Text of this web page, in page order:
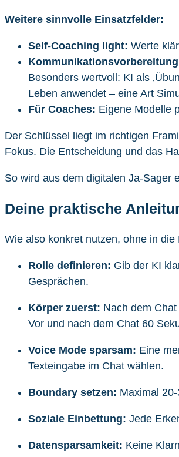
Weitere sinnvolle Einsatzfelder:
Self-Coaching light: Werte
Besonders wertvoll: KI als
Leben anwendet – eine Art
Für Coaches: Eigene Modelle
Der Schlüssel liegt im richtigen
Fokus. Die Entscheidung und das
So wird aus dem digitalen Ja-Sager
Deine praktische
Wie also konkret nutzen, ohne in
Rolle definieren: Gib der KI
Gesprächen.
Körper zuerst: Nach dem
Vor und nach dem Chat 60
Voice Mode sparsam: Eine
Texteingabe im Chat wählen.
Boundary setzen: Maximal
Soziale Einbettung: Jede
Datensparsamkeit: Keine